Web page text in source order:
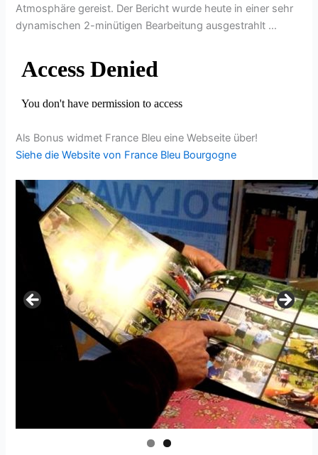
Atmosphäre gereist. Der Bericht wurde heute in einer sehr
dynamischen 2-minütigen Bearbeitung ausgestrahlt …
Als Bonus widmet France Bleu eine Webseite über!
Siehe die Website von France Bleu Bourgogne